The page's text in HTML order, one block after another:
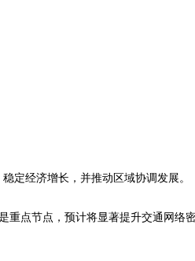
定经济增长，并推动区域协调发展。
点节点，预计将显著提升交通网络密